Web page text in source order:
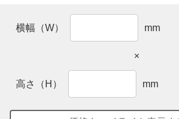
横幅（W） mm
×
高さ（H） mm